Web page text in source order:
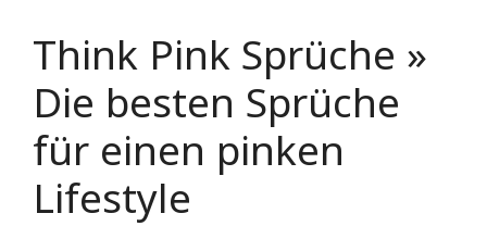
Think Pink Sprüche »
Die besten Sprüche
für einen pinken
Lifestyle